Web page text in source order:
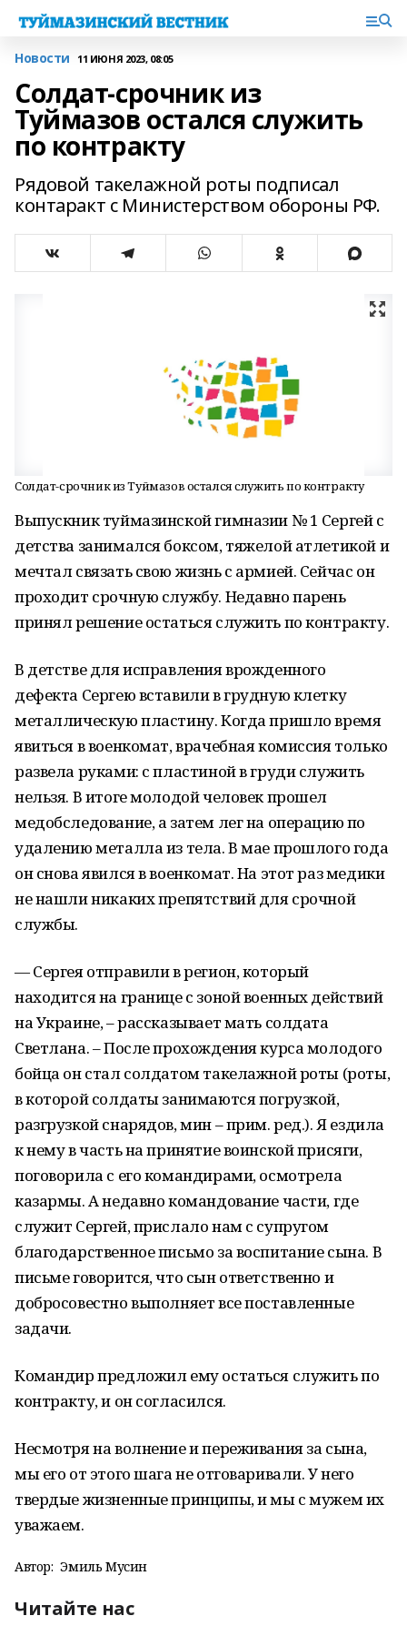
Новости 11 ИЮНЯ 2023, 08:05
Cолдат-срочник из
Туймазов остался служить
по контракту
Рядовой такелажной роты подписал
контаракт с Министерством обороны РФ.
Cолдат-срочник из Туймазов остался служить по контракту
Выпускник туймазинской гимназии № 1 Сергей с
детства занимался боксом, тяжелой атлетикой и
мечтал связать свою жизнь с армией. Сейчас он
проходит срочную службу. Недавно парень
принял решение остаться служить по контракту.
В детстве для исправления врожденного
дефекта Сергею вставили в грудную клетку
металлическую пластину. Когда пришло время
явиться в военкомат, врачебная комиссия только
развела руками: с пластиной в груди служить
нельзя. В итоге молодой человек прошел
медобследование, а затем лег на операцию по
удалению металла из тела. В мае прошлого года
он снова явился в военкомат. На этот раз медики
не нашли никаких препятствий для срочной
службы.
— Сергея отправили в регион, который
находится на границе с зоной военных действий
на Украине, – рассказывает мать солдата
Светлана. – После прохождения курса молодого
бойца он стал солдатом такелажной роты (роты,
в которой солдаты занимаются погрузкой,
разгрузкой снарядов, мин – прим. ред.). Я ездила
к нему в часть на принятие воинской присяги,
поговорила с его командирами, осмотрела
казармы. А недавно командование части, где
служит Сергей, прислало нам с супругом
благодарственное письмо за воспитание сына. В
письме говорится, что сын ответственно и
добросовестно выполняет все поставленные
задачи.
Командир предложил ему остаться служить по
контракту, и он согласился.
Несмотря на волнение и переживания за сына,
мы его от этого шага не отговаривали. У него
твердые жизненные принципы, и мы с мужем их
уважаем.
Автор: Эмиль Мусин
Читайте нас